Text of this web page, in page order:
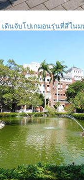
เดินจับโปเกมอนรุ่นที่สี่ในม